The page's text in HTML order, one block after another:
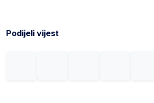
Podijeli vijest